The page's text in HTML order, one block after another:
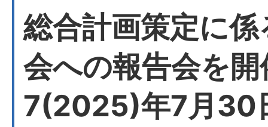
総合計画策定に
会への報告会を
7(2025)年7月30